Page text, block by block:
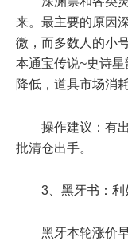
来。最主要的原因
微，而多数人的小
本通宝传说~史诗
降低，道具市场消
操作建议：有
批清仓出手。
3、黑牙书：
黑牙本轮涨价